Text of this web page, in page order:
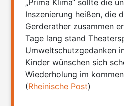
Inszenierung heißen, die
Gerderather zusammen
Tage lang stand
Umweltschutzgedanken
Kinder wünschen sich
Wiederholung im
(Rheinische Post)